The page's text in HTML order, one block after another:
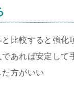
と比較すると強
であれば安定し
方がいい